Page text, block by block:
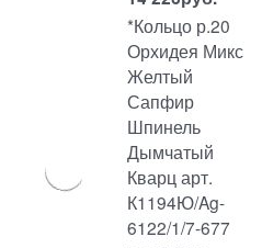
*Кольцо р.20
Орхидея Микс
Желтый
Сапфир
Шпинель
Дымчатый
Кварц арт.
К1194Ю/Ag-
6122/1/7-677